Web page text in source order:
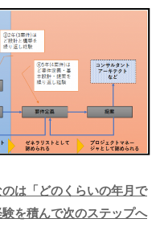
は「どのくらいの年月で
を積んで次のステップへ